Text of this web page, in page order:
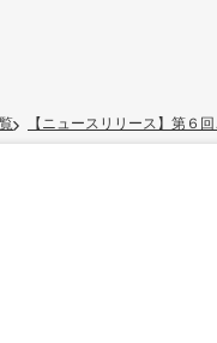
2024年(10)
【ニュースリリース】第６